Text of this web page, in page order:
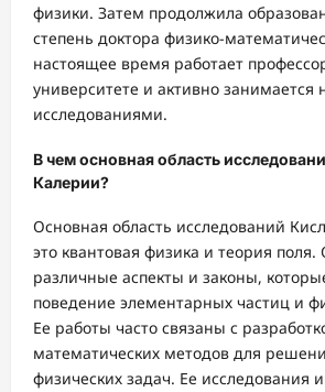
физики. Затем продолжила
степень доктора физико-
настоящее время работает
университете и активно занимается
исследованиями.
В чем основная область
Калерии?
Основная область исследований
это квантовая физика и теория поля.
различные аспекты и законы,
поведение элементарных частиц и
Ее работы часто связаны с
математических методов для
физических задач. Ее исследования